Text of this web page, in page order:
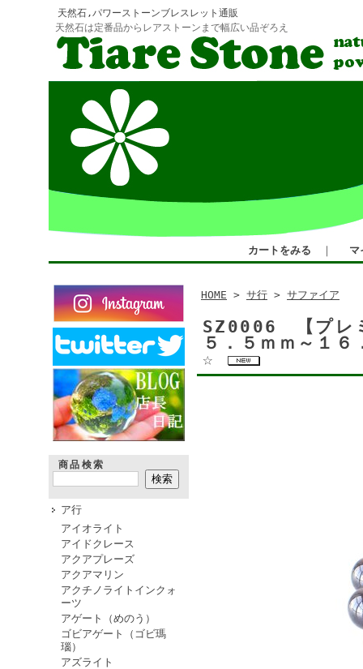
天然石,パワーストーンブレスレット通販
天然石は定番品からレアストーンまで幅広い品ぞろえ
カートをみる ｜ マ
商品検索
ア行
アイオライト
アイドクレース
アクアプレーズ
アクアマリン
アクチノライトインクォ
ーツ
アゲート（めのう）
ゴビアゲート（ゴビ瑪
瑙）
アズライト
HOME > サ行 > サファイア
SZ0006 【プレ
５．５ｍｍ～１
☆